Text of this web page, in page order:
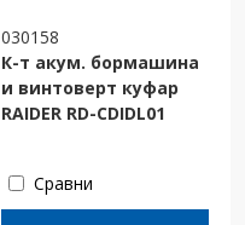
030158
К-т акум. бормашина
и винтоверт куфар
RAIDER RD-CDIDL01
Сравни